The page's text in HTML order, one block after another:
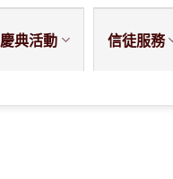
慶典活動 信徒服務